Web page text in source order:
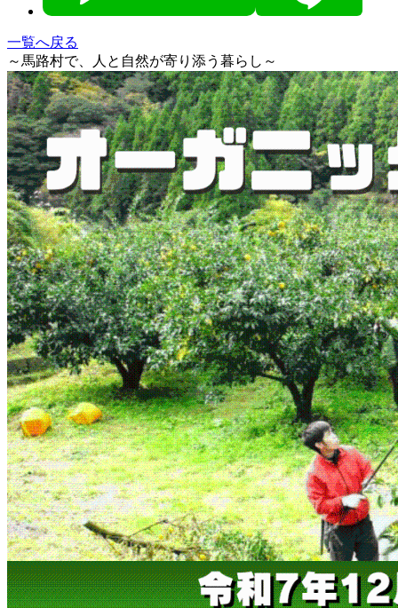
一覧へ戻る
～馬路村で、人と自然が寄り添う暮らし～